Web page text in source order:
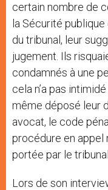
certain nombre de
la Sécurité
du tribunal, leur
jugement. Ils
condamnés à une
cela n’a pas
même déposé leur
avocat, le code
procédure en appel
portée par le
Lors de son